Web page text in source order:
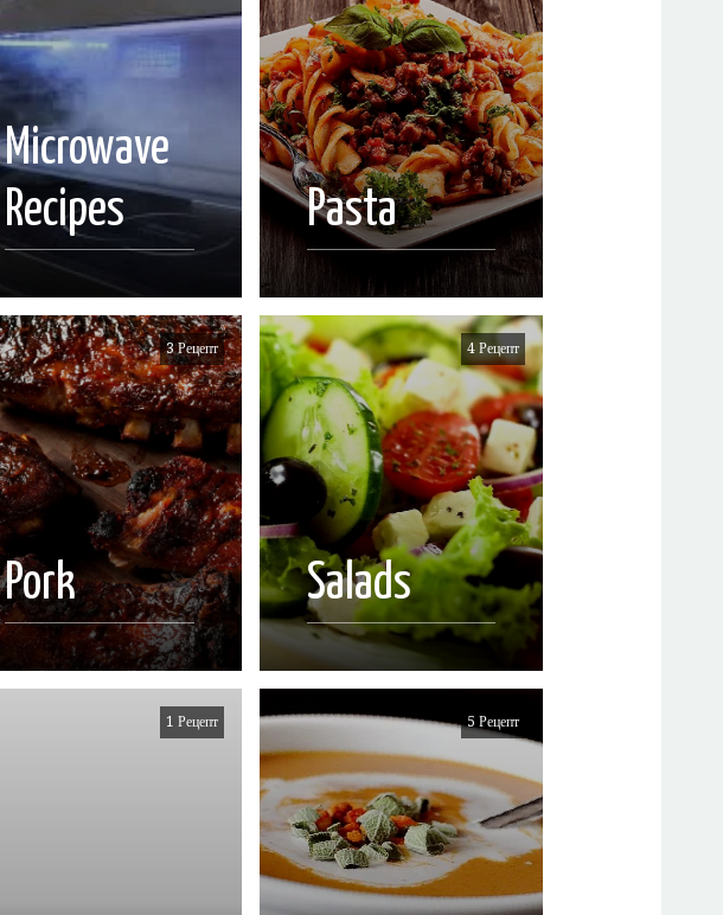
Microwave
Recipes
Pasta
3 Рецепт
Pork
4 Рецепт
Salads
1 Рецепт 5 Рецепт